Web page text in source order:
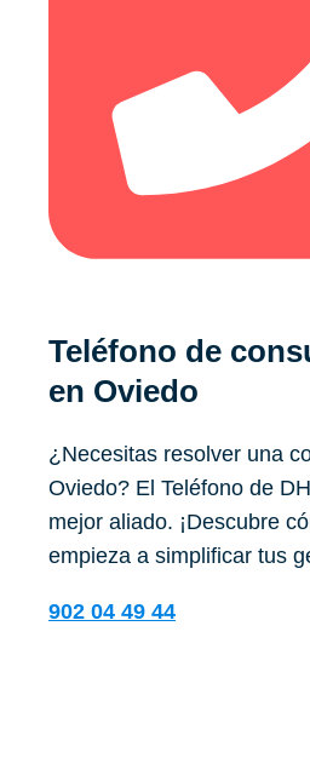
Teléfono de
en Oviedo
¿Necesitas resolver una
Oviedo? El Teléfono de
mejor aliado. ¡Descubre
empieza a simplificar tus
902 04 49 44